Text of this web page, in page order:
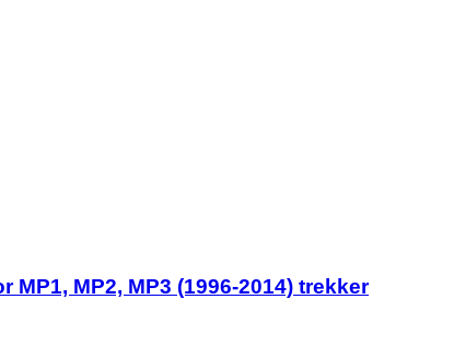
MP2, MP3 (1996-2014) trekker